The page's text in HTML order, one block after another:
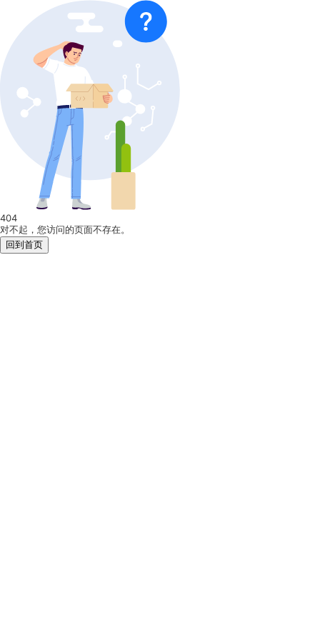
404
对不起，您访问的页面不存在。
回到首页